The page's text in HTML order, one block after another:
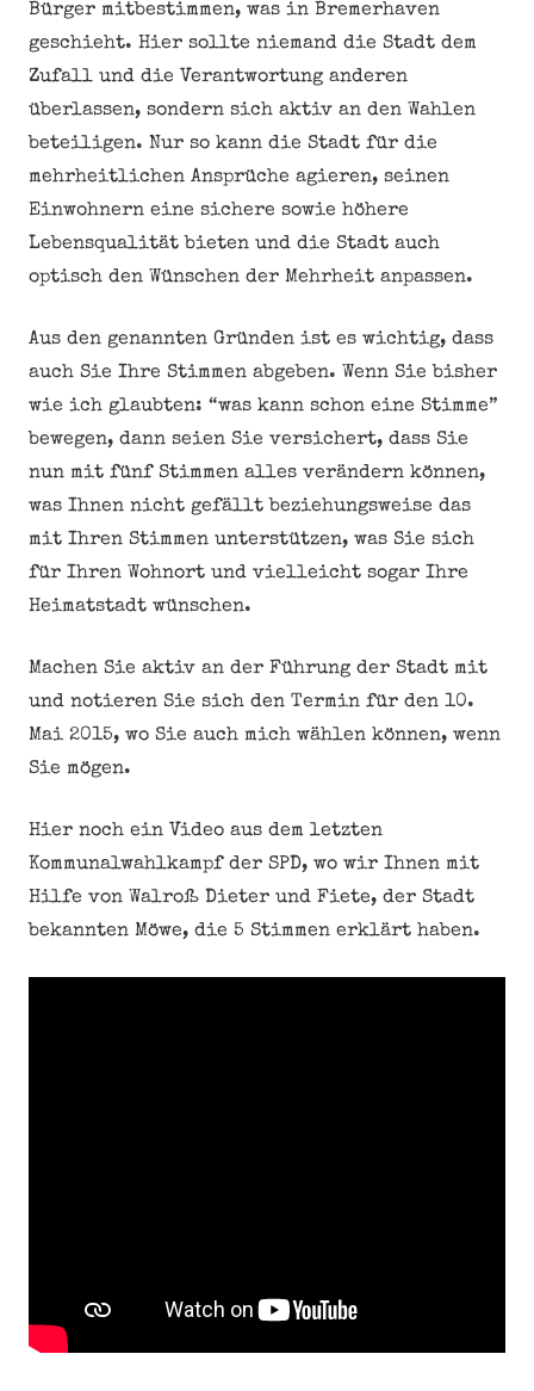
Bürger mitbestimmen, was in Bremerhaven
geschieht. Hier sollte niemand die Stadt dem
Zufall und die Verantwortung anderen
überlassen, sondern sich aktiv an den Wahlen
beteiligen. Nur so kann die Stadt für die
mehrheitlichen Ansprüche agieren, seinen
Einwohnern eine sichere sowie höhere
Lebensqualität bieten und die Stadt auch
optisch den Wünschen der Mehrheit anpassen.
Aus den genannten Gründen ist es wichtig, dass
auch Sie Ihre Stimmen abgeben. Wenn Sie bisher
wie ich glaubten: “was kann schon eine Stimme”
bewegen, dann seien Sie versichert, dass Sie
nun mit fünf Stimmen alles verändern können,
was Ihnen nicht gefällt beziehungsweise das
mit Ihren Stimmen unterstützen, was Sie sich
für Ihren Wohnort und vielleicht sogar Ihre
Heimatstadt wünschen.
Machen Sie aktiv an der Führung der Stadt mit
und notieren Sie sich den Termin für den 10.
Mai 2015, wo Sie auch mich wählen können, wenn
Sie mögen.
Hier noch ein Video aus dem letzten
Kommunalwahlkampf der SPD, wo wir Ihnen mit
Hilfe von Walroß Dieter und Fiete, der Stadt
bekannten Möwe, die 5 Stimmen erklärt haben.